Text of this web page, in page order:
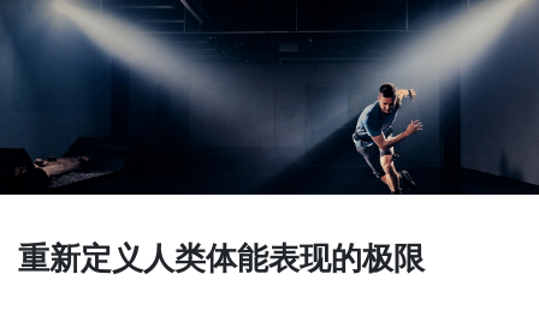
V
I
G
A
I
A
R
U
B
重新定义人类体能表现的极限